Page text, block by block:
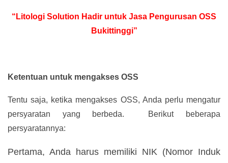
“Litologi Solution Hadir untuk Jasa Pengurusan OSS
Bukittinggi”
Ketentuan untuk mengakses OSS
Tentu saja, ketika mengakses OSS, Anda perlu mengatur
persyaratan yang berbeda. Berikut beberapa
persyaratannya:
Pertama, Anda harus memiliki NIK (Nomor Induk